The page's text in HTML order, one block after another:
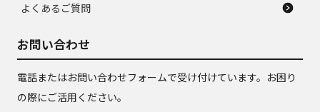
よくあるご質問
お問い合わせ
電話またはお問い合わせフォームで受け付けています。お困り
の際にご活用ください。